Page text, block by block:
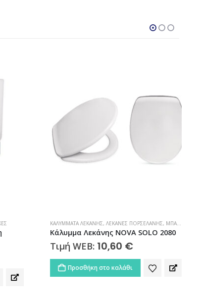
ΚΑΛΎΜΜΑΤΑ ΛΕΚΆΝΗΣ,ΛΕΚΆΝΕΣ ΠΟΡΣΕΛΆΝΗΣ,ΜΠΆΝΙΟ
Κάλυμμα Λεκάνης NOVA SOLO 2080
Τιμή WEB:10,60€
Προσθήκη στο καλάθι